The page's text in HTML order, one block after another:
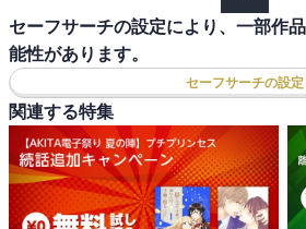
セーフサーチの設定により、一部作
能性があります。
セーフサーチの設定
関連する特集